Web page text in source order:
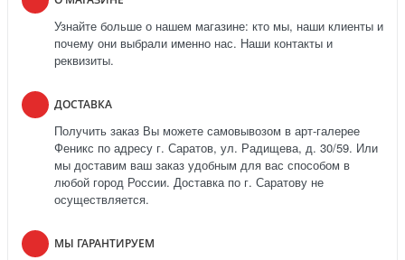
Узнайте больше о нашем магазине: кто мы, наши клиенты и
почему они выбрали именно нас. Наши контакты и
реквизиты.
ДОСТАВКА
Получить заказ Вы можете самовывозом в арт-галерее
Феникс по адресу г. Саратов, ул. Радищева, д. 30/59. Или
мы доставим ваш заказ удобным для вас способом в
любой город России. Доставка по г. Саратову не
осуществляется.
МЫ ГАРАНТИРУЕМ